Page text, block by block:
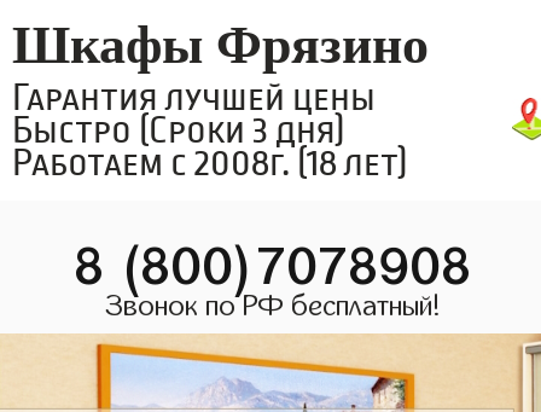
Шкафы Фрязино
Гарантия лучшей цены
Быстро (Сроки 3 дня)
Работаем с 2008г. (18 лет)
8 (800)7078908
Звонок по РФ бесплатный!